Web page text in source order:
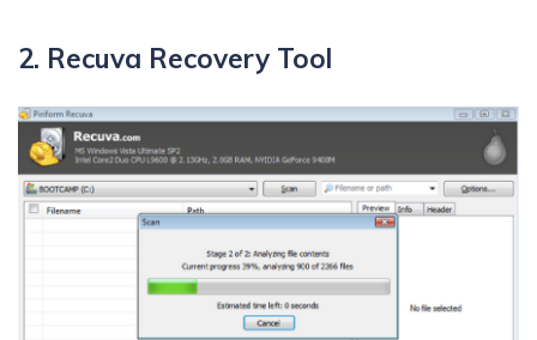
2. Recuva Recovery Tool